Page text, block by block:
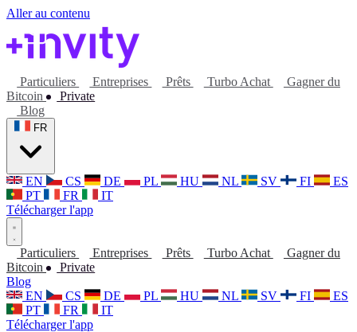
Aller au contenu
Particuliers Entreprises Prêts Turbo Achat
Gagner du
Bitcoin
Private
Blog
EN CS DE PL HU NL SV FI
ES
PT
FR
IT
Télécharger l'app
Particuliers Entreprises Prêts Turbo Achat
Gagner du
Bitcoin
Private
Blog
EN
CS DE PL HU NL SV FI
ES
PT
FR
IT
Télécharger l'app